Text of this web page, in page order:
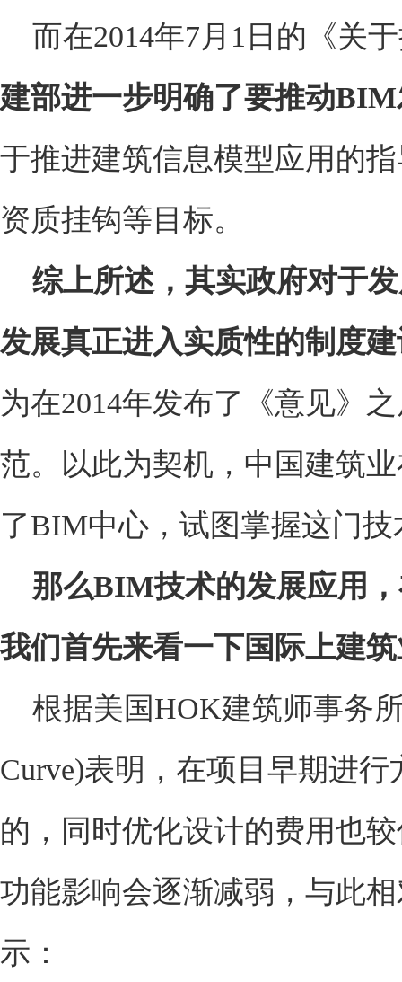
而在2014年7月1日的《关
建部进一步明确了要推动
于推进建筑信息模型应用的
资质挂钩等目标。
综上所述，其实政府对于
发展真正进入实质性的制度
为在2014年发布了《意见》
范。以此为契机，中国建筑
了BIM中心，试图掌握这门
那么BIM技术的发展应用
我们首先来看一下国际上建
根据美国HOK建筑师事务
Curve)表明，在项目早期进
的，同时优化设计的费用也
功能影响会逐渐减弱，与此
示：